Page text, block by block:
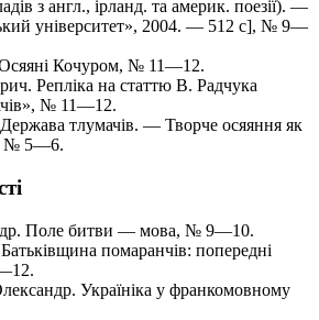
з англ., ірланд. та америк. поезії). —
університет», 2004. — 512 с], № 9—
Кочуром, № 11—12.
Репліка на статтю В. Радчука
№ 11—12.
тлумачів. — Творче осяяння як
№ 5—6.
Поле битви — мова, № 9—10.
помаранчів: попередні
Україніка у франкомовному